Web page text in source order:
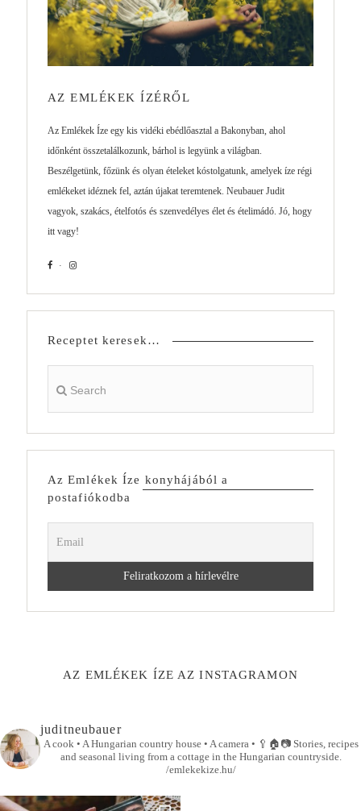
AZ EMLÉKEK ÍZÉRŐL
Az Emlékek Íze egy kis vidéki ebédlőasztal a Bakonyban, ahol
időnként összetalálkozunk, bárhol is legyünk a világban.
Beszélgetünk, főzünk és olyan ételeket kóstolgatunk, amelyek íze régi
emlékeket idéznek fel, aztán újakat teremtenek. Neubauer Judit
vagyok, szakács, ételfotós és szenvedélyes élet és ételimádó. Jó, hogy
itt vagy!
Receptet keresek…
Az Emlékek Íze konyhájából a
postafiókodba
AZ EMLÉKEK ÍZE AZ INSTAGRAMON
juditneubauer
A cook • A Hungarian country house • A camera • 🥄🏠📷Stories, recipes
and seasonal living from a cottage in the Hungarian countryside.
/emlekekize.hu/